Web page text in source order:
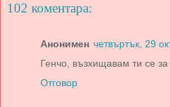
102 коментара:
Анонимен четвъртък, 29
Генчо, възхищавам ти се за
Отговор